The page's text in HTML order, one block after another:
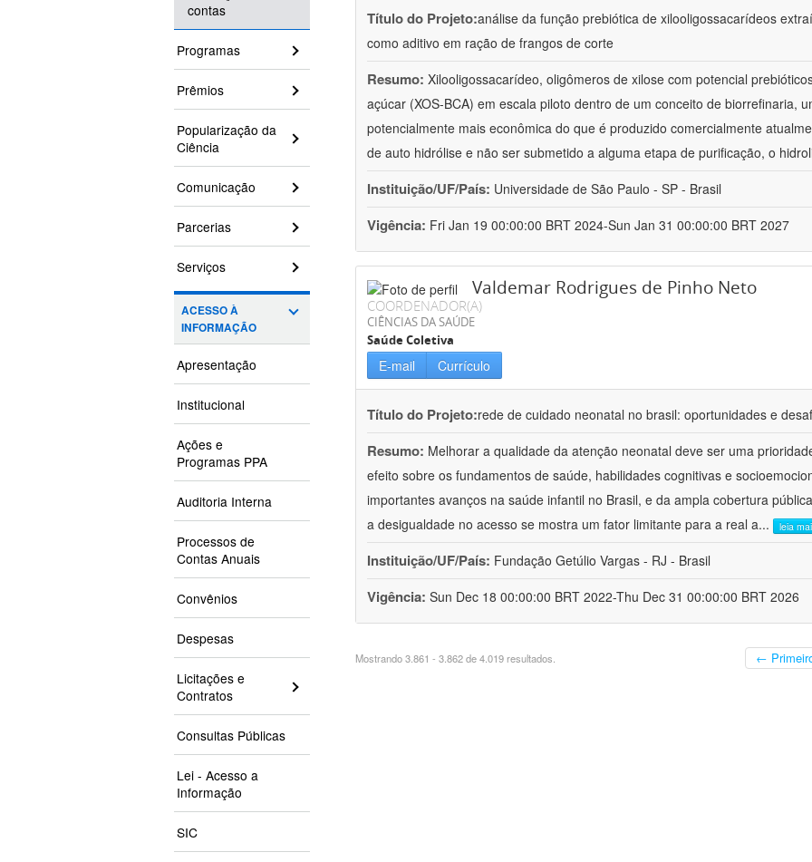
contas
Programas
Prêmios
Popularização da
Ciência
Comunicação
Parcerias
Serviços
ACESSO À
INFORMAÇÃO
Apresentação
Institucional
Ações e
Programas PPA
Auditoria Interna
Processos de
Contas Anuais
Convênios
Despesas
Licitações e
Contratos
Consultas Públicas
Lei - Acesso a
Informação
SIC
Título do Projeto:análise da função prebiótica de xilooligossacarídeos
como aditivo em ração de frangos de corte
Resumo: Xilooligossacarídeo, oligômeros de xilose com potencial
açúcar (XOS-BCA) em escala piloto dentro de um conceito de biorrefinaria,
potencialmente mais econômica do que é produzido comercialmente
de auto hidrólise e não ser submetido a alguma etapa de purificação, o
Instituição/UF/País: Universidade de São Paulo - SP - Brasil
Vigência: Fri Jan 19 00:00:00 BRT 2024-Sun Jan 31 00:00:00 BRT 2027
Valdemar Rodrigues de Pinho Neto
COORDENADOR(A)
CIÊNCIAS DA SAÚDE
Saúde Coletiva
E-mail Currículo
Título do Projeto:rede de cuidado neonatal no brasil: oportunidades e
Resumo: Melhorar a qualidade da atenção neonatal deve ser uma
efeito sobre os fundamentos de saúde, habilidades cognitivas e
importantes avanços na saúde infantil no Brasil, e da ampla cobertura
a desigualdade no acesso se mostra um fator limitante para a real a... leia
Instituição/UF/País: Fundação Getúlio Vargas - RJ - Brasil
Vigência: Sun Dec 18 00:00:00 BRT 2022-Thu Dec 31 00:00:00 BRT 2026
Mostrando 3.861 - 3.862 de 4.019 resultados. ←